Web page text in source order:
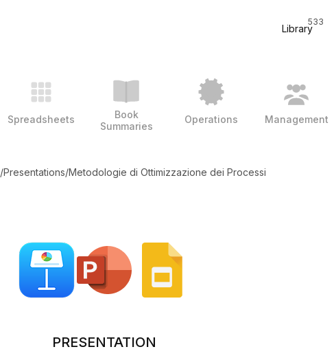
Library
533
Spreadsheets
Book
Summaries
Operations Management
/Presentations/Metodologie di Ottimizzazione dei Processi
PRESENTATION